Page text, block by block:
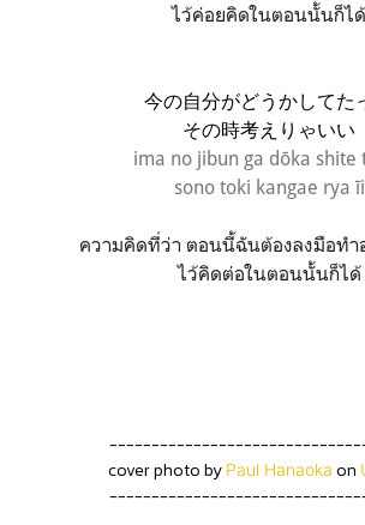
ไว้ค่อยคิดในตอนนั้นก็ได้
今の自分がどうかしてた
その時考えりゃいい
ima no jibun ga dōka shite
sono toki kangae rya īi
ความคิดที่ว่า ตอนนี้ฉันต้องลงมือทำ
ไว้คิดต่อในตอนนั้นก็ได้
cover photo by Paul Hanaoka on